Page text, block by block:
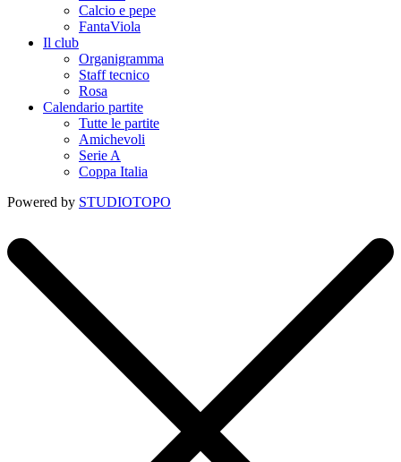
Calcio e pepe
FantaViola
Il club
Organigramma
Staff tecnico
Rosa
Calendario partite
Tutte le partite
Amichevoli
Serie A
Coppa Italia
Powered by STUDIOTOPO